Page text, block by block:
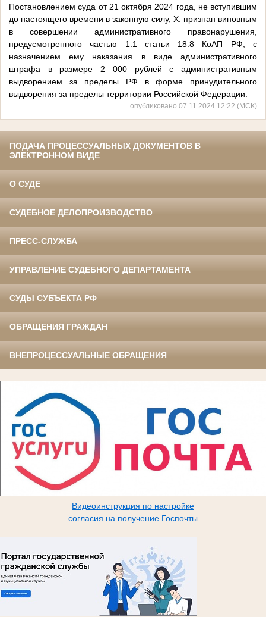
Постановлением суда от 21 октября 2024 года, не вступившим
до настоящего времени в законную силу, Х. признан виновным
в совершении административного правонарушения,
предусмотренного частью 1.1 статьи 18.8 КоАП РФ, с
назначением ему наказания в виде административного
штрафа в размере 2 000 рублей с административным
выдворением за пределы РФ в форме принудительного
выдворения за пределы территории Российской Федерации.
опубликовано 07.11.2024 12:22 (МСК)
ПОДАЧА ПРОЦЕССУАЛЬНЫХ ДОКУМЕНТОВ В
ЭЛЕКТРОННОМ ВИДЕ
О СУДЕ
СУДЕБНОЕ ДЕЛОПРОИЗВОДСТВО
ПРЕСС-СЛУЖБА
УПРАВЛЕНИЕ СУДЕБНОГО ДЕПАРТАМЕНТА
СУДЫ СУБЪЕКТА РФ
ОБРАЩЕНИЯ ГРАЖДАН
ВНЕПРОЦЕССУАЛЬНЫЕ ОБРАЩЕНИЯ
Видеоинструкция по настройке
согласия на получение Госпочты